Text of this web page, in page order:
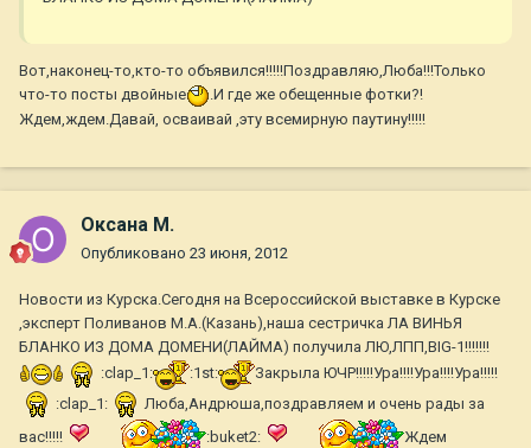
Вот,наконец-то,кто-то объявился!!!!!Поздравляю,Люба!!!Только
что-то посты двойные
.И где же обещенные фотки?!
Ждем,ждем.Давай, осваивай ,эту всемирную паутину!!!!!
Оксана М.
Опубликовано 23 июня, 2012
Новости из Курска.Сегодня на Всероссийской выставке в Курске
,эксперт Поливанов М.А.(Казань),наша сестричка ЛА ВИНЬЯ
БЛАНКО ИЗ ДОМА ДОМЕНИ(ЛАЙМА) получила ЛЮ,ЛПП,BIG-1!!!!!!!
:clap_1:
:1st:
Закрыла ЮЧР!!!!!Ура!!!!Ура!!!!Ура!!!!!
:clap_1:
Люба,Андрюша,поздравляем и очень рады за
вас!!!!!
:buket2:
Ждем